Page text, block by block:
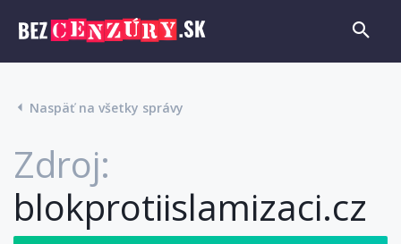
Naspäť na všetky správy
Zdroj:
blokprotiislamizaci.cz